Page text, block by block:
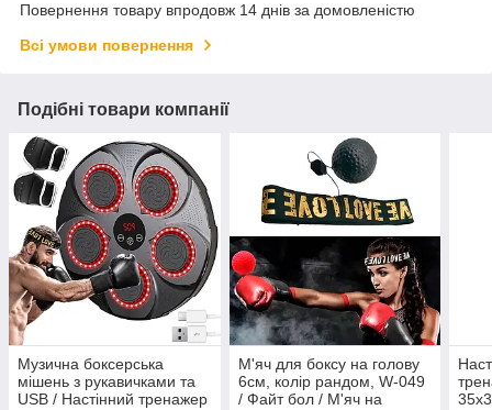
Повернення товару впродовж 14 днів за домовленістю
Всі умови повернення
Подібні товари компанії
Музична боксерська
мішень з рукавичками та
USB / Настінний тренажер
М'яч для боксу на голову
6см, колір рандом, W-049
/ Файт бол / М'яч на